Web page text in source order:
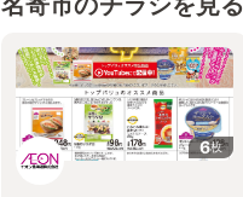
6枚